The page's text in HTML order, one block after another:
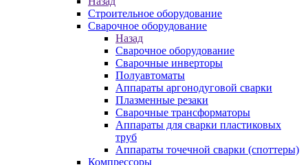
Строительное оборудование
Сварочное оборудование
Назад
Сварочное оборудование
Сварочные инверторы
Полуавтоматы
Аппараты аргонодуговой сварки
Плазменные резаки
Сварочные трансформаторы
Аппараты для сварки пластиковых
труб
Аппараты точечной сварки (споттеры)
Компрессоры